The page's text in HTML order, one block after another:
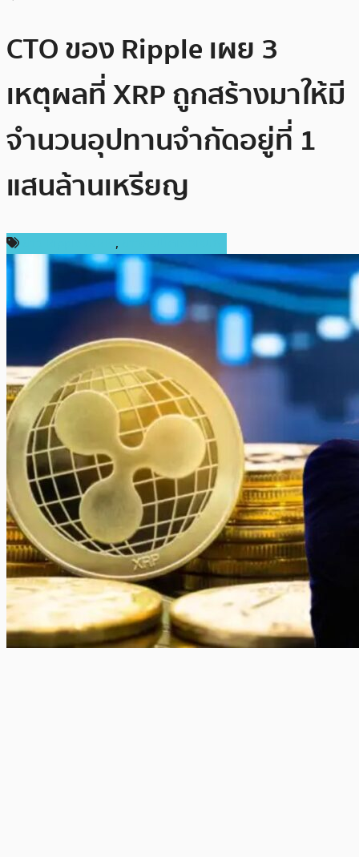
CTO ของ Ripple เผย 3
เหตุผลที่ XRP ถูกสร้างมาให้มี
จำนวนอุปทานจำกัดอยู่ที่ 1
แสนล้านเหรียญ
,